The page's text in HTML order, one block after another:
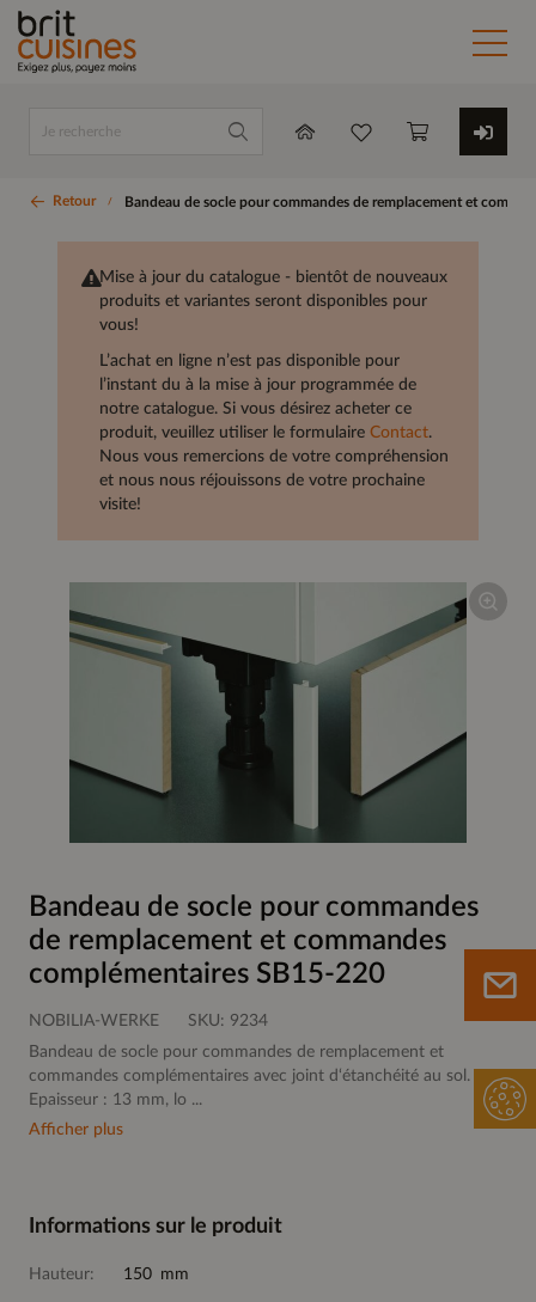
Retour Bandeau de socle pour commandes de remplacement et
Mise à jour du catalogue - bientôt de nouveaux
produits et variantes seront disponibles pour
vous!
L’achat en ligne n’est pas disponible pour
l’instant du à la mise à jour programmée de
notre catalogue. Si vous désirez acheter ce
produit, veuillez utiliser le formulaire Contact.
Nous vous remercions de votre compréhension
et nous nous réjouissons de votre prochaine
visite!
Bandeau de socle pour commandes
de remplacement et commandes
complémentaires SB15-220
NOBILIA-WERKE SKU: 9234
Bandeau de socle pour commandes de remplacement et
commandes complémentaires avec joint d‘étanchéité au sol.
Epaisseur : 13 mm, lo ...
Afficher plus
Informations sur le produit
Hauteur: 150 mm